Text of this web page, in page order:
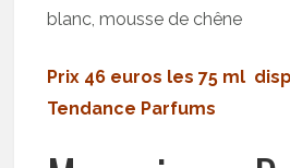
blanc, mousse de chêne
Prix 46 euros les 75 ml
Tendance Parfums